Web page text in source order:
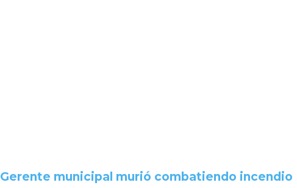
Gerente municipal murió combatiendo incendio